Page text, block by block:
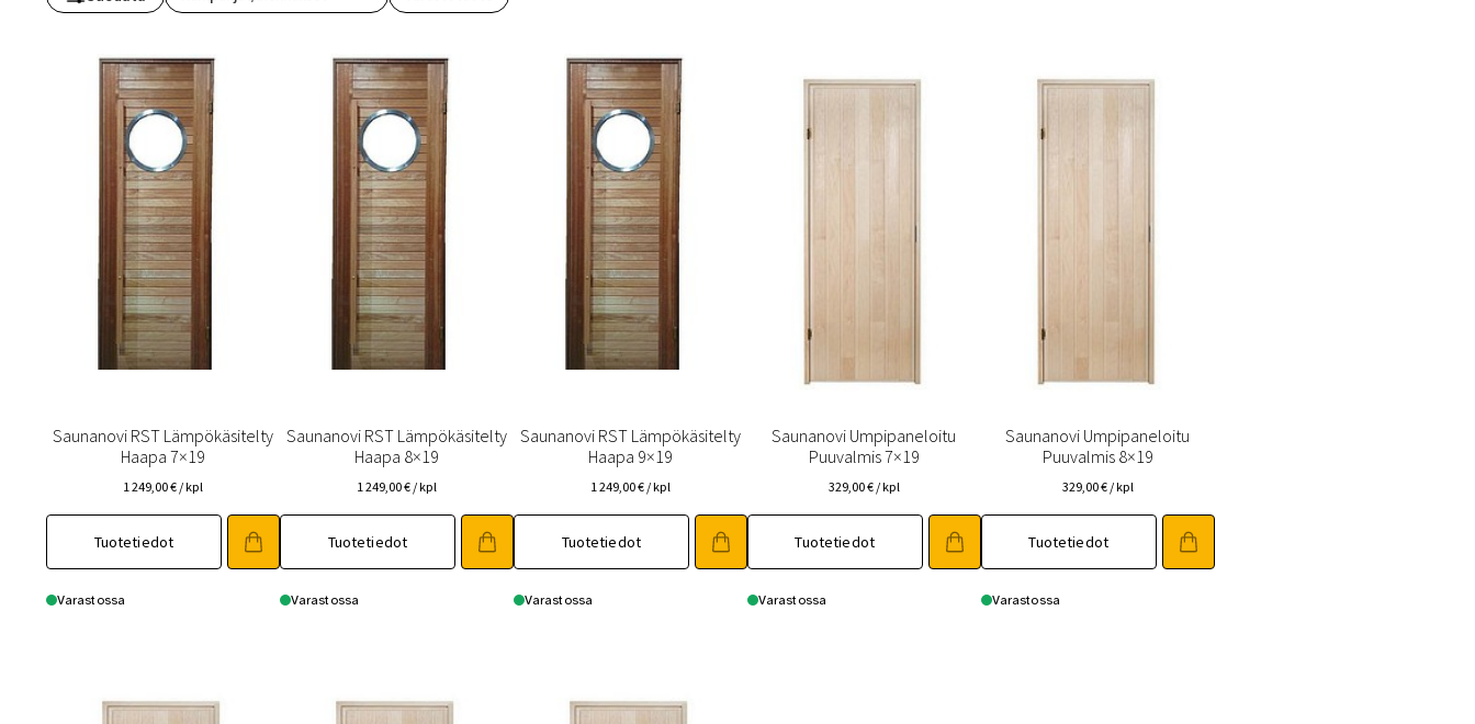
Toimitustavat- ja kulutTummuneet tai kuivat lauteet? Näin saat saunan puupinnat taas siisteiksi
Saunanovi RST Lämpökäsitelty
Haapa 7×19
1 249,00€ / kpl
Tuotetiedot
Varastossa
Saunanovi RST Lämpökäsitelty
Haapa 8×19
1 249,00€ / kpl
Tuotetiedot
Varastossa
Saunanovi RST Lämpökäsitelty
Haapa 9×19
1 249,00€ / kpl
Tuotetiedot
Varastossa
Saunanovi Umpipaneloitu
Puuvalmis 7×19
329,00€ / kpl
Tuotetiedot
Varastossa
Saunanovi Umpipaneloitu
Puuvalmis 8×19
329,00€ / kpl
Tuotetiedot
Varastossa